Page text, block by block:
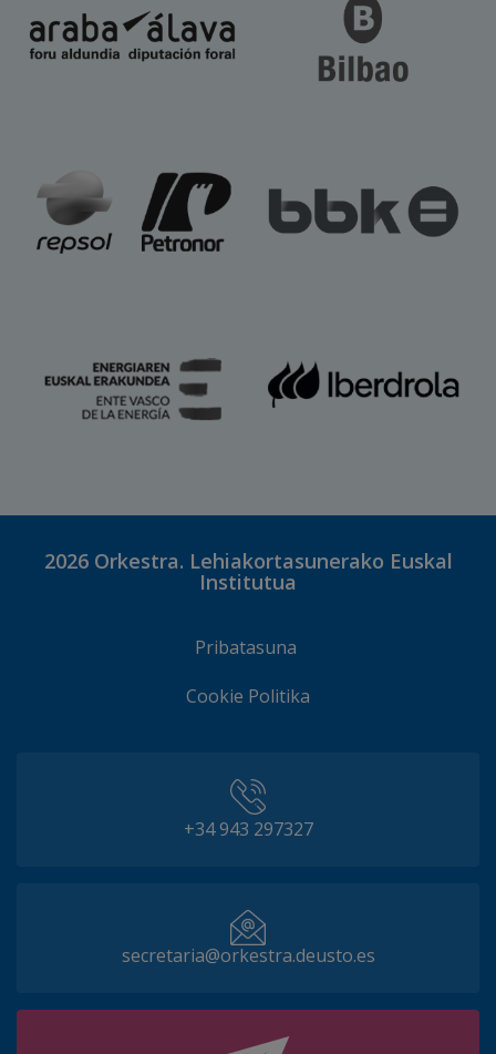
2026 Orkestra. Lehiakortasunerako Euskal
Institutua
Pribatasuna
Cookie Politika
+34 943 297327
secretaria@orkestra.deusto.es